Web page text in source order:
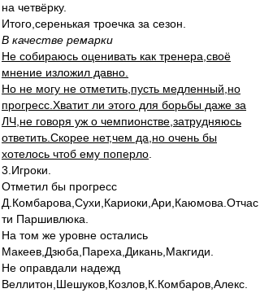
на четвёрку.
Итого,серенькая троечка за сезон.
В качестве ремарки
Не собираюсь оценивать как тренера,своё
мнение изложил давно.
Но не могу не отметить,пусть медленный,но
прогресс.Хватит ли этого для борьбы даже за
ЛЧ,не говоря уж о чемпионстве,затрудняюсь
ответить.Скорее нет,чем да,но очень бы
хотелось чтоб ему поперло
3.Игроки.
Отметил бы прогресс
Д.Комбарова,Сухи,Кариоки,Ари,Каюмова.Отчас
ти Паршивлюка.
На том же уровне остались
Макеев,Дзюба,Пареха,Дикань,Макгиди.
Не оправдали надежд
Веллитон,Шешуков,Козлов,К.Комбаров,Алекс.